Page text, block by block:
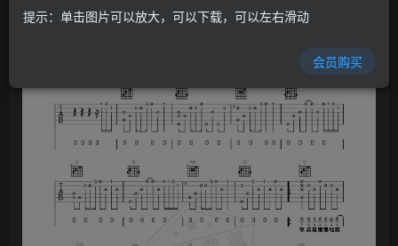
提示：单击图片可以放大，可以下载，可以左右滑动
会员购买